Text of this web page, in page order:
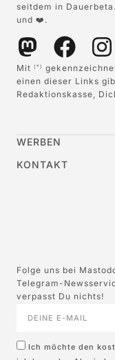
seitdem in
und ❤️.
Mit (*)
einen dieser Links
Redaktionskasse,
WERBEN
KONTAKT
Folge uns bei
Telegram-
verpasst Du nichts!
Ich möchte den